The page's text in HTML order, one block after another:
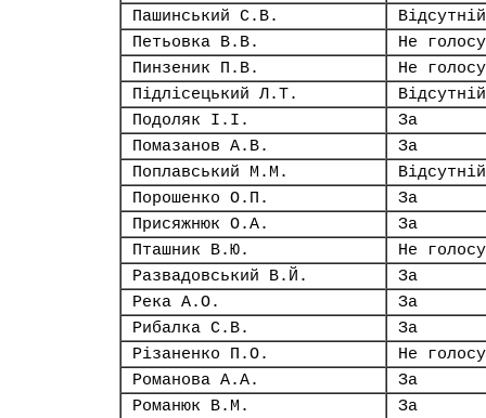
Пашинський С.В.
Відсутній
Петьовка В.В.
Не
Пинзеник П.В.
Не
Підлісецький Л.Т.
Відсутній
Подоляк І.І.
За
Помазанов А.В.
За
Поплавський М.М.
Відсутній
Порошенко О.П.
За
Присяжнюк О.А.
За
Пташник В.Ю.
Не
Развадовський В.Й.
За
Река А.О.
За
Рибалка С.В.
За
Різаненко П.О.
Не
Романова А.А.
За
Романюк В.М.
За